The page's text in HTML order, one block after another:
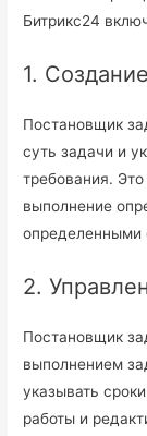
Битрикс24
1.
Постановщик
суть задачи и
требования.
выполнение
определенными
2.
Постановщик
выполнением
указывать
работы и